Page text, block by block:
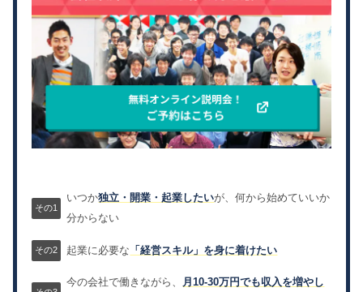
いつか独立・開業・起業したいが、何から始めていいか
分からない
起業に必要な 「経営スキル」を身に着けたい
今の会社で働きながら、 月10-30万円でも収入を増やし